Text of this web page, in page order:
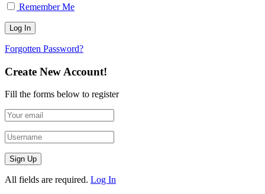
Remember Me
Forgotten Password?
Create New Account!
Fill the forms below to register
All fields are required. Log In